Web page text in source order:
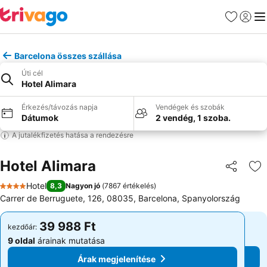
Kedvencek
Barcelona összes szállása
Úti cél
Hotel Alimara
Érkezés/távozás napja
Dátumok
Vendégek és szobák
2 vendég, 1 szoba.
A jutalékfizetés hatása a rendezésre
Hotel Alimara
4 Kategória
Hotel 8,3 Nagyon jó (7867 értékelés)
Carrer de Berruguete, 126, 08035, Barcelona, Spanyolország
kezdőár: 39 988 Ft
9 oldal árainak mutatása
Árak megjelenítése
kezdőár: 39 988 Ft
9 oldal árainak mutatása
Árak megjelenítése